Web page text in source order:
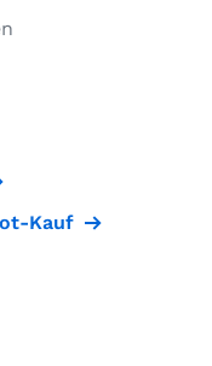
Kauf